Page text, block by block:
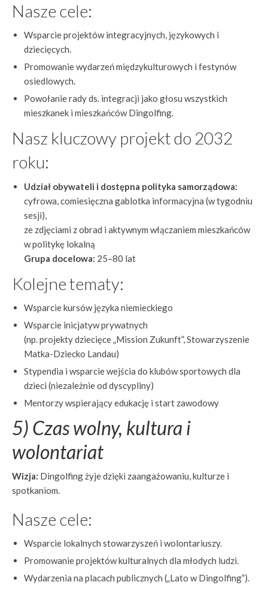
Nasze cele:
Wsparcie projektów integracyjnych, językowych i
dziecięcych.
Promowanie wydarzeń międzykulturowych i festynów
osiedlowych.
Powołanie rady ds. integracji jako głosu wszystkich
mieszkanek i mieszkańców Dingolfing.
Nasz kluczowy projekt do 2032
roku:
Udział obywateli i dostępna polityka samorządowa:
cyfrowa, comiesięczna gablotka informacyjna (w tygodniu
sesji),
ze zdjęciami z obrad i aktywnym włączaniem mieszkańców
w politykę lokalną
Grupa docelowa: 25–80 lat
Kolejne tematy:
Wsparcie kursów języka niemieckiego
Wsparcie inicjatyw prywatnych
(np. projekty dziecięce „Mission Zukunft”, Stowarzyszenie
Matka-Dziecko Landau)
Stypendia i wsparcie wejścia do klubów sportowych dla
dzieci (niezależnie od dyscypliny)
Mentorzy wspierający edukację i start zawodowy
5) Czas wolny, kultura i
wolontariat
Wizja: Dingolfing żyje dzięki zaangażowaniu, kulturze i
spotkaniom.
Nasze cele:
Wsparcie lokalnych stowarzyszeń i wolontariuszy.
Promowanie projektów kulturalnych dla młodych ludzi.
Wydarzenia na placach publicznych („Lato w Dingolfing”).